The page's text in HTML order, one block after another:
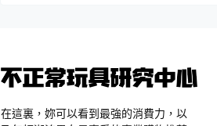
在這裏，妳可以看到最強的消費力，以